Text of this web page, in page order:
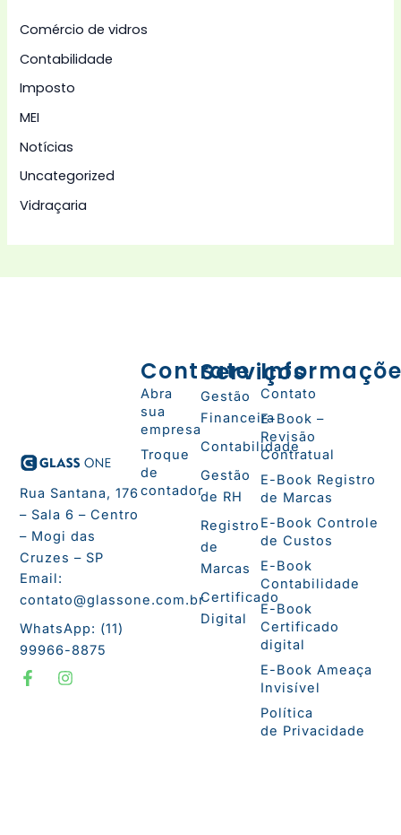
Comércio de vidros
Contabilidade
Imposto
MEI
Notícias
Uncategorized
Vidraçaria
Rua Santana, 176
– Sala 6 – Centro
– Mogi das
Cruzes – SP
Email:
contato@glassone.com.br
WhatsApp: (11)
99966-8875
F
a
I
n
Serviços
Gestão
Financeira
Contabilidade
Gestão
de RH
Registro
de
Marcas
Certificado
Digital
Contrate
Abra
sua
empresa
Troque
de
contador
Contato
E-Book –
Revisão
Contratual
E-Book Registro
de Marcas
E-Book Controle
de Custos
E-Book
Contabilidade
E-Book
Certificado
digital
E-Book Ameaça
Invisível
Política
de Privacidade